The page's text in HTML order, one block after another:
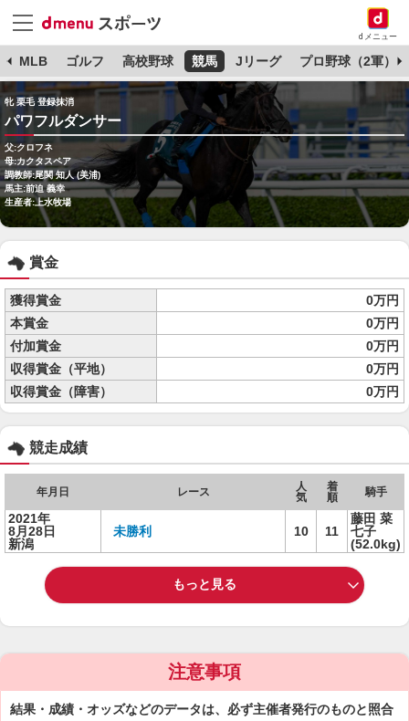
dメニュー
MLB ゴルフ 高校野球 競馬 Jリーグ プロ野球（2軍）
牝 栗毛 登録抹消
パワフルダンサー
父:クロフネ
母:カクタスペア
調教師:尾関 知人 (美浦)
馬主:前迫 義幸
生産者:上水牧場
賞金
獲得賞金
0万円
本賞金
0万円
付加賞金
0万円
収得賞金（平地）
0万円
収得賞金（障害）
0万円
競走成績
年月日 レース
人
気
着
順
騎手
2021年
8月28日
新潟
未勝利 10 11
藤田 菜
七子
(52.0kg)
もっと見る
注意事項
結果・成績・オッズなどのデータは、必ず主催者発行のものと照合